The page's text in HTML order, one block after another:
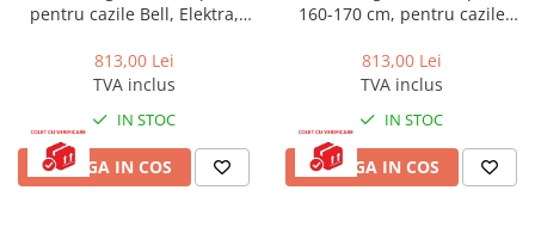
Usi culisante
Usi pliabile
Pereti ficsi
Sisteme de dus
Coloane de dus
Sisteme de dus incastrate
pentru cazile Bell, Elektra,
813,00 Lei
TVA inclus
IN STOC
ADAUGA IN COS
160-170 cm, pentru cazile
813,00 Lei
TVA inclus
IN STOC
ADAUGA IN COS